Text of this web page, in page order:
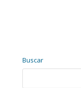
Buscar